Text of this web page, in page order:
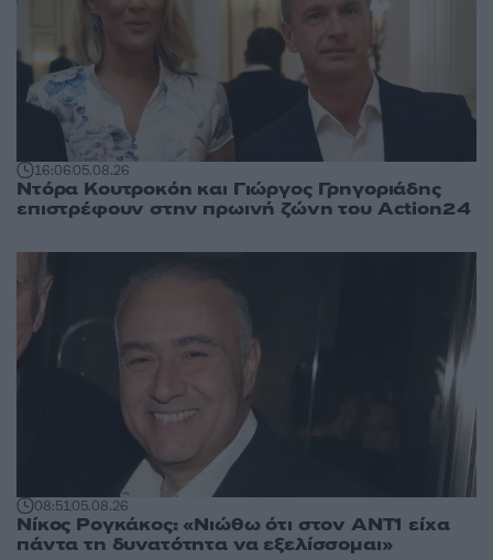
16:0605.08.26
Ντόρα Κουτροκόη και Γιώργος Γρηγοριάδης
επιστρέφουν στην πρωινή ζώνη του Action24
08:5105.08.26
Νίκος Ρογκάκος: «Νιώθω ότι στον ΑΝΤ1 είχα
πάντα τη δυνατότητα να εξελίσσομαι»